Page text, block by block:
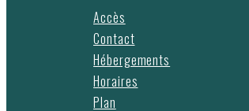
Accès
Contact
Hébergements
Horaires
Plan